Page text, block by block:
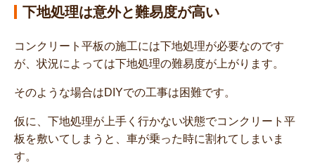
下地処理は意外と難易度が高い
コンクリート平板の施工には下地処理が必要なのです
が、状況によっては下地処理の難易度が上がります。
そのような場合はDIYでの工事は困難です。
仮に、下地処理が上手く行かない状態でコンクリート平
板を敷いてしまうと、車が乗った時に割れてしまいま
す。